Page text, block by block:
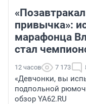
привычка»:
марафонца
стал
12 часов 7 173
«Девчонки, вы
подпольной
обзор YA62.RU